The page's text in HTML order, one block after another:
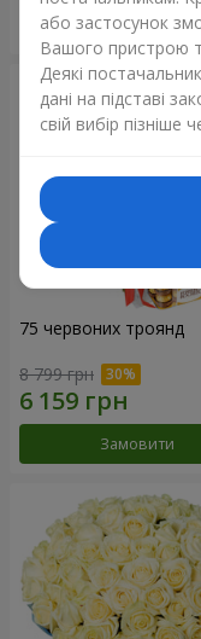
Замовити
75 червоних троянд
8 799 грн
Замовити
або застосунок
Вашого пристрою
Деякі
дані на підставі
свій вибір пізніше